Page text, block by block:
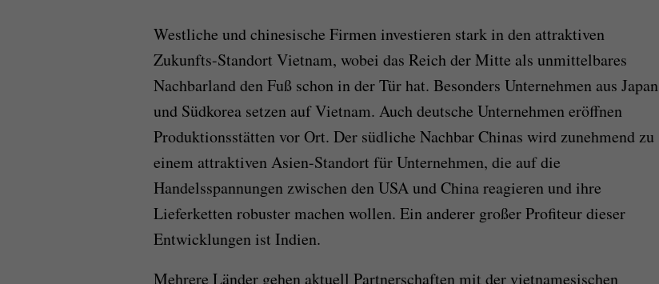
Westliche und chinesische Firmen investieren stark in den attraktiven
Zukunfts-Standort Vietnam, wobei das Reich der Mitte als unmittelbares
Nachbarland den Fuß schon in der Tür hat. Besonders Unternehmen aus Japan
und Südkorea setzen auf Vietnam. Auch deutsche Unternehmen eröffnen
Produktionsstätten vor Ort. Der südliche Nachbar Chinas wird zunehmend zu
einem attraktiven Asien-Standort für Unternehmen, die auf die
Handelsspannungen zwischen den USA und China reagieren undihre
Lieferketten robuster machen wollen. Ein anderer großerProfiteur dieser
Entwicklungen ist Indien.
Mehrere Länder gehen aktuell Partnerschaften mit der vietnamesischen